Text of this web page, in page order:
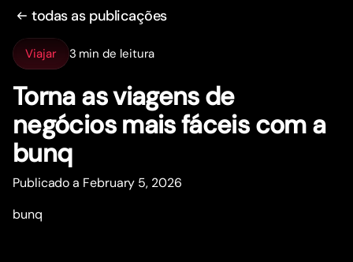
todas as publicações
Viajar 3 min de leitura
Torna as viagens de
negócios mais fáceis com a
bunq
Publicado a February 5, 2026
bunq